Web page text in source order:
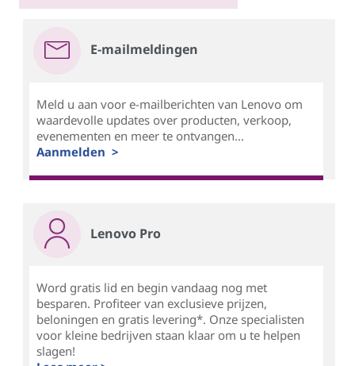
E-mailmeldingen
Meld u aan voor e-mailberichten van Lenovo om
waardevolle updates over producten, verkoop,
evenementen en meer te ontvangen...
Aanmelden >
Lenovo Pro
Word gratis lid en begin vandaag nog met
besparen. Profiteer van exclusieve prijzen,
beloningen en gratis levering*. Onze specialisten
voor kleine bedrijven staan klaar om u te helpen
slagen!